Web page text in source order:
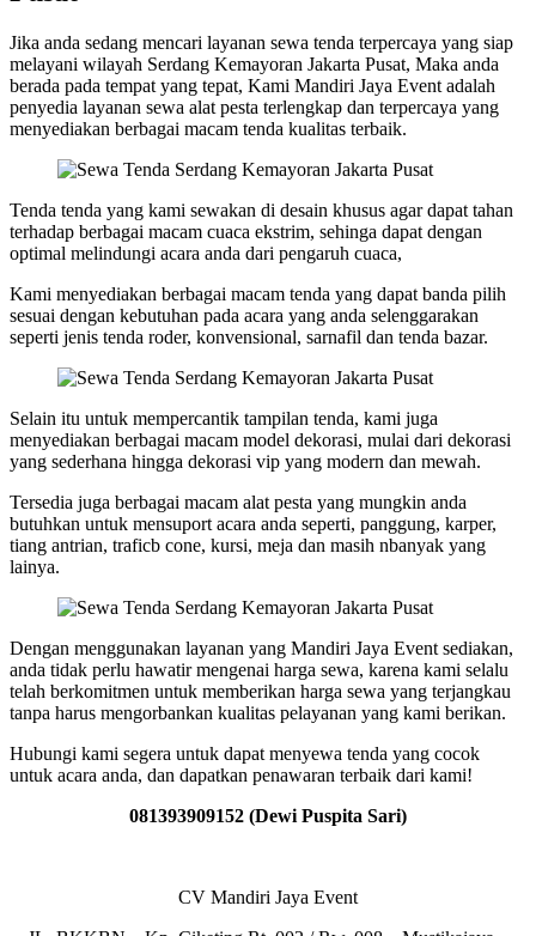
Jika anda sedang mencari layanan sewa tenda terpercaya yang siap
melayani wilayah Serdang Kemayoran Jakarta Pusat, Maka anda
berada pada tempat yang tepat, Kami Mandiri Jaya Event adalah
penyedia layanan sewa alat pesta terlengkap dan terpercaya yang
menyediakan berbagai macam tenda kualitas terbaik.
Tenda tenda yang kami sewakan di desain khusus agar dapat tahan
terhadap berbagai macam cuaca ekstrim, sehinga dapat dengan
optimal melindungi acara anda dari pengaruh cuaca,
Kami menyediakan berbagai macam tenda yang dapat banda pilih
sesuai dengan kebutuhan pada acara yang anda selenggarakan
seperti jenis tenda roder, konvensional, sarnafil dan tenda bazar.
Selain itu untuk mempercantik tampilan tenda, kami juga
menyediakan berbagai macam model dekorasi, mulai dari dekorasi
yang sederhana hingga dekorasi vip yang modern dan mewah.
Tersedia juga berbagai macam alat pesta yang mungkin anda
butuhkan untuk mensuport acara anda seperti, panggung, karper,
tiang antrian, traficb cone, kursi, meja dan masih nbanyak yang
lainya.
Dengan menggunakan layanan yang Mandiri Jaya Event sediakan,
anda tidak perlu hawatir mengenai harga sewa, karena kami selalu
telah berkomitmen untuk memberikan harga sewa yang terjangkau
tanpa harus mengorbankan kualitas pelayanan yang kami berikan.
Hubungi kami segera untuk dapat menyewa tenda yang cocok
untuk acara anda, dan dapatkan penawaran terbaik dari kami!
081393909152 (Dewi Puspita Sari)
CV Mandiri Jaya Event